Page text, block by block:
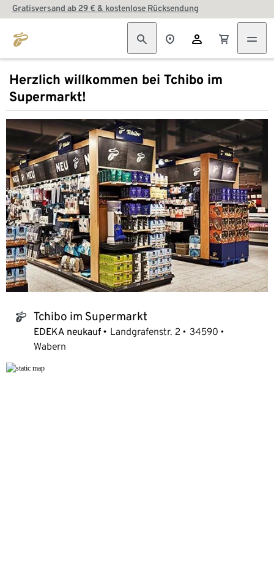
Gratisversand ab 29 € & kostenlose Rücksendung
Herzlich willkommen bei Tchibo im
Supermarkt!
tchibo_logo Tchibo im Supermarkt
EDEKA neukauf Landgrafenstr. 2
34590
Wabern